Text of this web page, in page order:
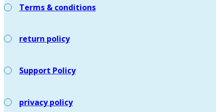
Terms & conditions
return policy
Support Policy
privacy policy